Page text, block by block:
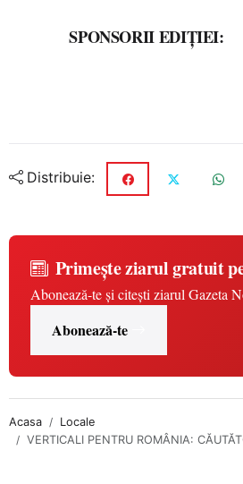
SPONSORII EDIȚIEI:
Distribuie:
Primește ziarul gratuit
Abonează-te și citești ziarul Gazeta
Abonează-te
Acasa
Locale
VERTICALI PENTRU ROMÂNIA: